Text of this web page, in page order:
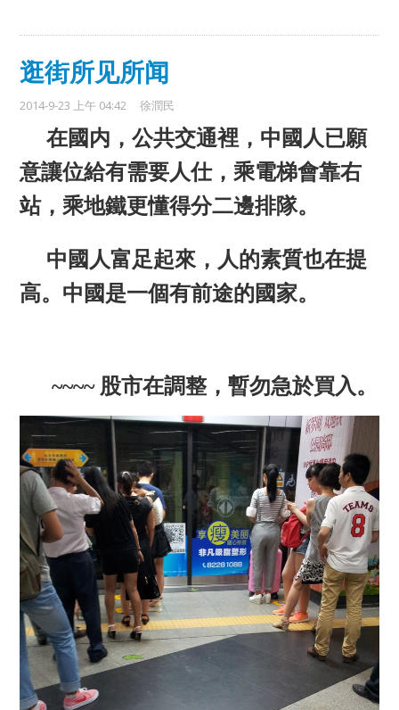
逛街所见所闻
2014-9-23 上午 04:42 徐潤民
在國内，公共交通裡，中國人已願
意讓位給有需要人仕，乘電梯會靠右
站，乘地鐵更懂得分二邊排隊。
中國人富足起來，人的素質也在提
高。中國是一個有前途的國家。
~~~~ 股市在調整，暫勿急於買入。